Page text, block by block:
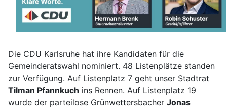
Die CDU Karlsruhe hat ihre Kandidaten für die
Gemeinderatswahl nominiert. 48 Listenplätze standen
zur Verfügung. Auf Listenplatz 7 geht unser Stadtrat
Tilman Pfannkuch ins Rennen. Auf Listenplatz 19
wurde der parteilose Grünwettersbacher Jonas